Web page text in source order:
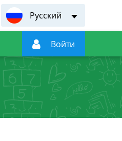
Русский
 Войти